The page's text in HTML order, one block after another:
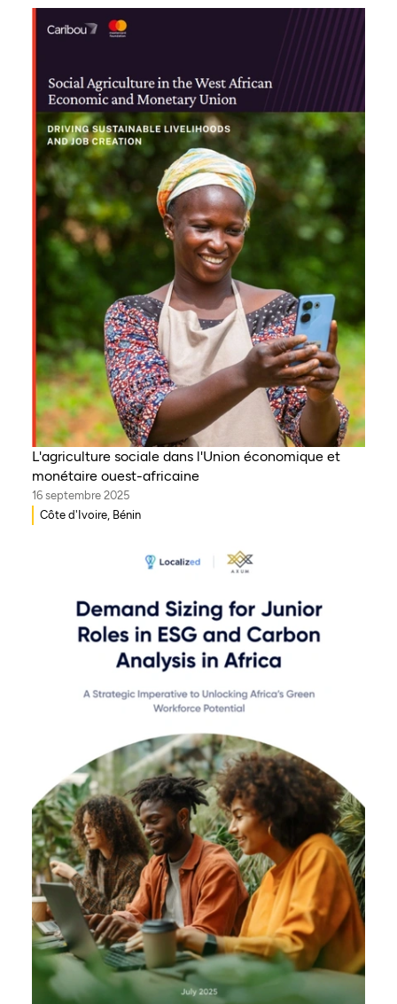
Gambie, Eswatini, République démocratique du Congo,
Cameroun, Éthiopie, Niger, Morocco, Malawi, Tchad, Syrie,
Mali, Togo, Somalie
L'agriculture sociale dans l'Union économique et
monétaire ouest-africaine
16 septembre 2025
Côte d'Ivoire, Bénin